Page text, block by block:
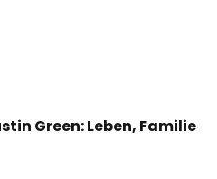
Green: Leben, Familie